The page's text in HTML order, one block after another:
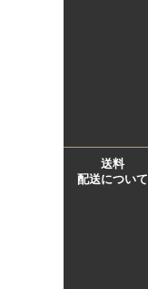
送料
配送について